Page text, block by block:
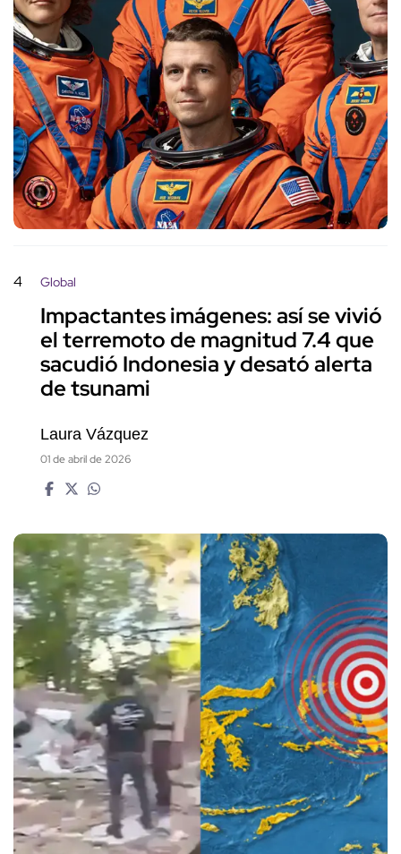
4 Global
Impactantes imágenes: así se vivió
el terremoto de magnitud 7.4 que
sacudió Indonesia y desató alerta
de tsunami
Laura Vázquez
01 de abril de 2026